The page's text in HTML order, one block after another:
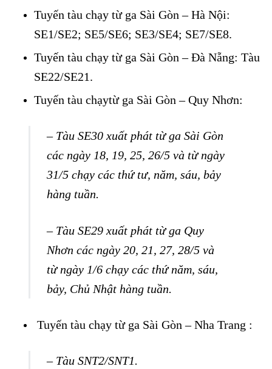
Tuyến tàu chạy từ ga Sài Gòn – Hà Nội:
SE1/SE2; SE5/SE6; SE3/SE4; SE7/SE8.
Tuyến tàu chạy từ ga Sài Gòn – Đà Nẵng: Tàu
SE22/SE21.
Tuyến tàu chạytừ ga Sài Gòn – Quy Nhơn:
– Tàu SE30 xuất phát từ ga Sài Gòn
các ngày 18, 19, 25, 26/5 và từ ngày
31/5 chạy các thứ tư, năm, sáu, bảy
hàng tuần.
– Tàu SE29 xuất phát từ ga Quy
Nhơn các ngày 20, 21, 27, 28/5 và
từ ngày 1/6 chạy các thứ năm, sáu,
bảy, Chủ Nhật hàng tuần.
Tuyến tàu chạy từ ga Sài Gòn – Nha Trang :
– Tàu SNT2/SNT1.